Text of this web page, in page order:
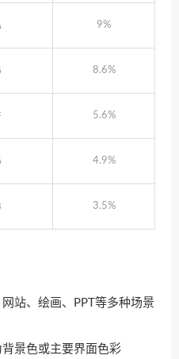
9%
8.6%
5.6%
4.9%
3.5%
站、绘画、PPT等多种场景
景色或主要界面色彩